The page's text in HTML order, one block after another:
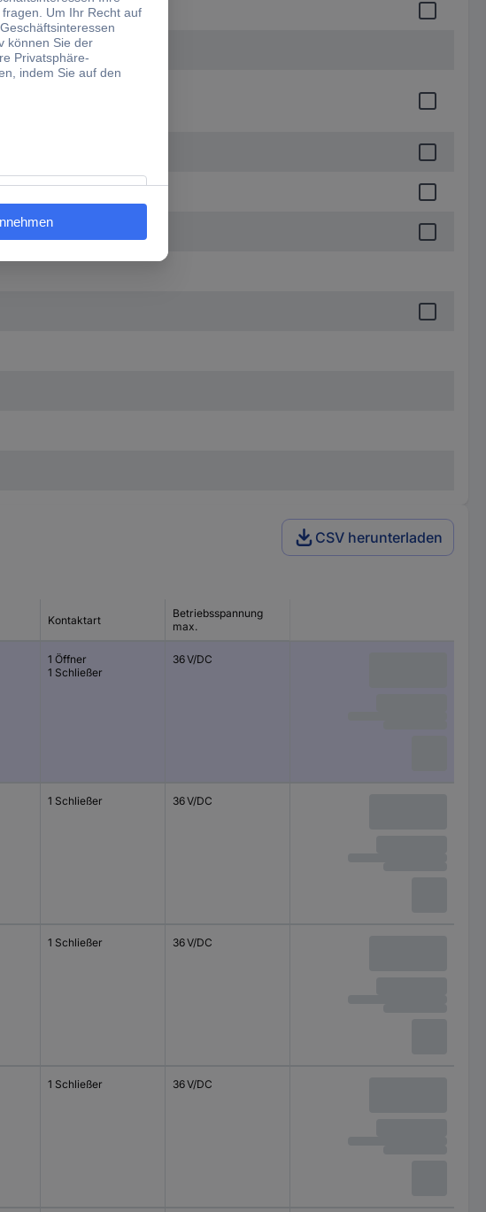
CSV herunterladen
Kontaktart
Betriebsspannung
max.
1 Öffner
1 Schließer
36 V/DC
1 Schließer 36 V/DC
1 Schließer 36 V/DC
1 Schließer 36 V/DC